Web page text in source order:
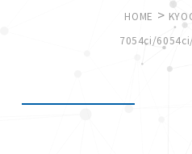
HOME >
7054ci/